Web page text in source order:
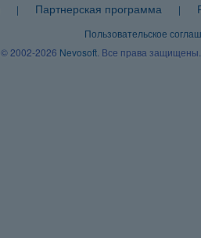
| Партнерская программа |
Пользовательское
© 2002-2026 Nevosoft . Все права защищены